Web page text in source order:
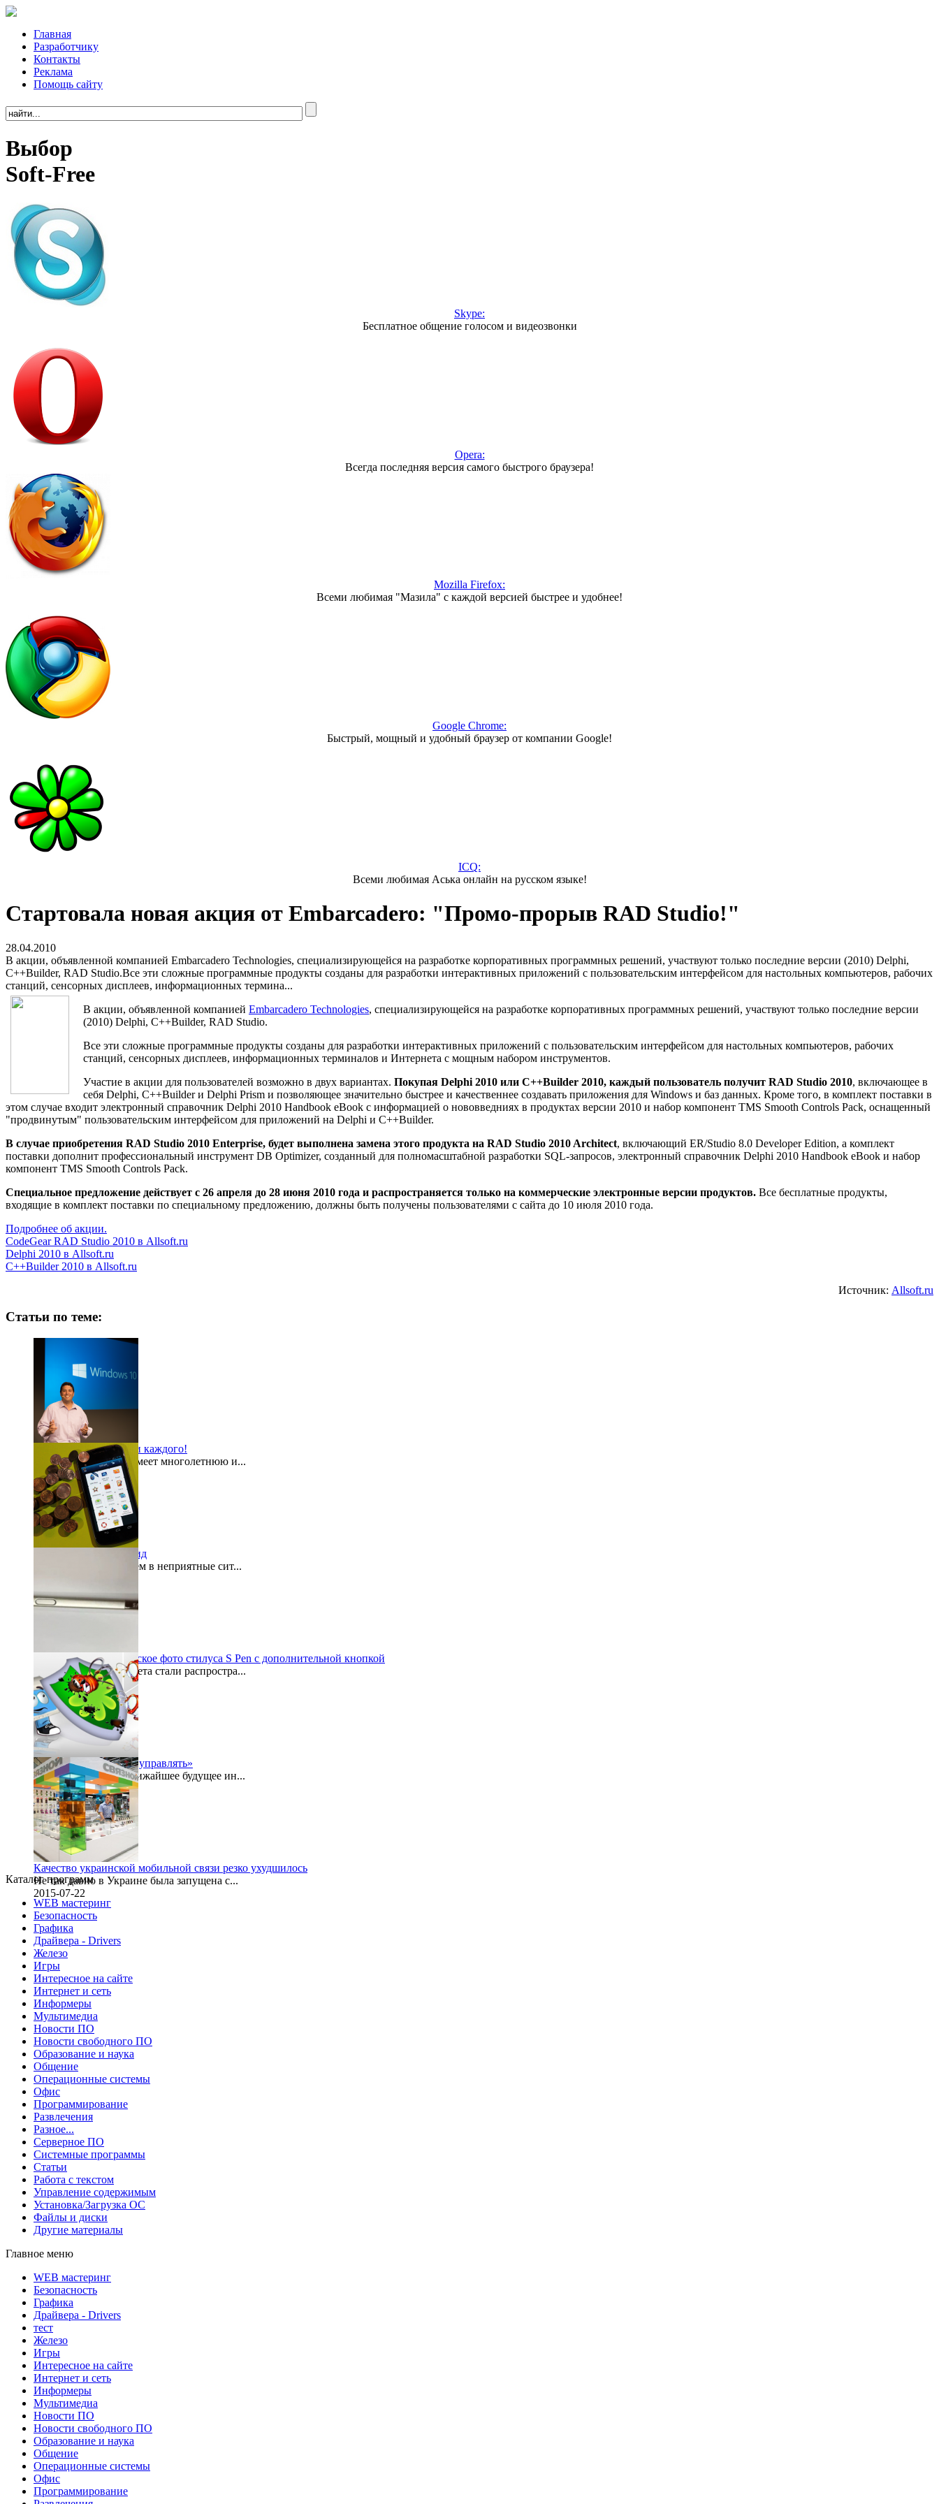
Главная
Разработчику
Контакты
Реклама
Помощь сайту
Выбор
Soft-Free
Skype:
Бесплатное общение голосом и видеозвонки
Opera:
Всегда последняя версия самого быстрого браузера!
Mozilla Firefox:
Всеми любимая "Мазила" с каждой версией быстрее и удобнее!
Google Chrome:
Быстрый, мощный и удобный браузер от компании Google!
ICQ:
Всеми любимая Аська онлайн на русском языке!
Стартовала новая акция от Embarcadero: "Промо-прорыв RAD Studio!"
28.04.2010
В акции, объявленной компанией Embarcadero Technologies, специализирующейся на разработке корпоративных программных решений, участвуют только последние версии (2010) Delphi,
C++Builder, RAD Studio.Все эти сложные программные продукты созданы для разработки интерактивных приложений с пользовательским интерфейсом для настольных компьютеров, рабочих
станций, сенсорных дисплеев, информационных термина...
В акции, объявленной компанией Embarcadero Technologies, специализирующейся на разработке корпоративных программных решений, участвуют только последние версии
(2010) Delphi, C++Builder, RAD Studio.
Все эти сложные программные продукты созданы для разработки интерактивных приложений с пользовательским интерфейсом для настольных компьютеров, рабочих
станций, сенсорных дисплеев, информационных терминалов и Интернета с мощным набором инструментов.
Участие в акции для пользователей возможно в двух вариантах. Покупая Delphi 2010 или C++Builder 2010, каждый пользователь получит RAD Studio 2010, включающее в
себя Delphi, C++Builder и Delphi Prism и позволяющее значительно быстрее и качественнее создавать приложения для Windows и баз данных. Кроме того, в комплект поставки в
этом случае входит электронный справочник Delphi 2010 Handbook eBook с информацией о нововведниях в продуктах версии 2010 и набор компонент TMS Smooth Controls Pack, оснащенный
"продвинутым" пользовательским интерфейсом для приложений на Delphi и C++Builder.
В случае приобретения RAD Studio 2010 Enterprise, будет выполнена замена этого продукта на RAD Studio 2010 Architect, включающий ER/Studio 8.0 Developer Edition, а комплект
поставки дополнит профессиональный инструмент DB Optimizer, созданный для полномасштабной разработки SQL-запросов, электронный справочник Delphi 2010 Handbook eBook и набор
компонент TMS Smooth Controls Pack.
Специальное предложение действует с 26 апреля до 28 июня 2010 года и распространяется только на коммерческие электронные версии продуктов. Все бесплатные продукты,
входящие в комплект поставки по специальному предложению, должны быть получены пользователями с сайта до 10 июля 2010 года.
Подробнее об акции.
CodeGear RAD Studio 2010 в Allsoft.ru
Delphi 2010 в Allsoft.ru
C++Builder 2010 в Allsoft.ru
Источник: Allsoft.ru
Статьи по теме:
Windows 10 для всех и каждого!
Компания Microsoft имеет многолетнюю и...
2015-08-03
«Кошелек» на Андроид
Как часто мы попадаем в неприятные сит...
Galaxy Note 5: шпионское фото стилуса S Pen с дополнительной кнопкой
По просторам интернета стали распростра...
2015-07-27
«Безопасностью надо управлять»
Буквально в самое ближайшее будущее ин...
2015-07-24
Качество украинской мобильной связи резко ухудшилось
Не так давно в Украине была запущена с...
2015-07-22
Каталог программ
WEB мастеринг
Безопасность
Графика
Драйвера - Drivers
Железо
Игры
Интересное на сайте
Интернет и сеть
Информеры
Мультимедиа
Новости ПО
Новости свободного ПО
Образование и наука
Общение
Операционные системы
Офис
Программирование
Развлечения
Разное...
Серверное ПО
Системные программы
Статьи
Работа с текстом
Управление содержимым
Установка/Загрузка ОС
Файлы и диски
Другие материалы
Главное меню
WEB мастеринг
Безопасность
Графика
Драйвера - Drivers
тест
Железо
Игры
Интересное на сайте
Интернет и сеть
Информеры
Мультимедиа
Новости ПО
Новости свободного ПО
Образование и наука
Общение
Операционные системы
Офис
Программирование